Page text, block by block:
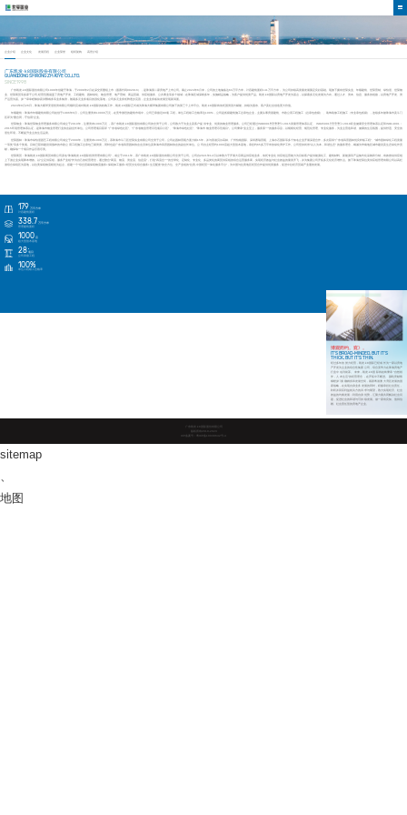
企业介绍 企业文化 发展历程 企业荣誉 组织架构 高管介绍
广东凯发·k8国际股份有限公司
GUANGDONG SHIRONG ZHAOYE CO., LTD.
SINCE1998
广东凯发·k8国际股份有限公司1998年创建于珠海，于2008年2月在深交所重组上市（股票代码002016），是珠海第二家房地产上市公司。截止2024年6月末，公司的土地储备达63万平方米，计容建筑面积141万平方米，为公司持续高质量发展奠定良好基础。现旗下拥有世荣实业、年顺建筑、世荣营销、绿怡居、世荣物
业、世荣商贸等多家子公司,经营范围涵盖了房地产开发、工程建筑、园林绿化、物业管理、地产营销、商品贸易、供应链服务、公共事业等多个领域；在珠海区域深耕多年，实施精品战略，为客户提供优质产品。 凯发·k8国际以房地产开发为基点，以探索多元化发展为方向，通过人才、资本、信息、服务的链接，以房地产开发、资
产运营为基。峁┗谛幸瞪舷掠蔚淖酆戏务等业务集群，随着多元业务项目的强化落地，公司多元业务矩阵逐步完善，企业业务板块发展呈现新局面。
2024年9月26日，珠海大横琴安居投资有限公司顺利完成对凯发·k8国际的收购工作，凯发·k8国际正式成为珠海大横琴集团有限公司旗下的第三个上市平台。凯发·k8国际将依托国资强大赋能，持续为股东、客户及社会创造更大价值。
年顺建筑：珠海市年顺建筑有限公司始创于1986年6月，公司注册资本10000万元，在竞争激烈的建筑市场中，公司已承接近80项工程，单位工程竣工合格率达100%，公司是贰级建筑施工总承包企业，主要从事房屋建筑、市政公用工程施工（总承包叁级）、装饰装修工程施工（专业承包贰级），连续多年被珠海市及斗门
区评为“重合同，守信用”企业。
世荣物业：珠海世荣物业管理服务有限公司成立于2010年，注册资本1000万元，系广东凯发·k8国际股份有限公司的全资子公司，公司致力于为业主及客户提供专业、优质的物业管理服务。公司已经通过ISO9001：2015质量管理体系认证、ISO45001：2018职业健康安全管理体系认证和ISO14001：
2015环境管理体系认证，是珠海市物业管理行业协会副会长单位。公司管理项目获评 “广东省绿色社区”、“广东省物业管理示范项目小区” 、“珠海市绿色社区”、“珠海市物业管理示范项目”。公司秉承“业主至上，服务第一”的服务宗旨，以规模化经营、规范化管理、专业化服务，为业主营造和谐、健康的生活氛围，提供舒适、安全的
居住环境，不断提升业主的生活品质。
世荣园林：珠海市绿怡居园艺工程有限公司成立于2009年，注册资本1000万元，系珠海市斗门区世荣实业有限公司全资子公司，公司在园林景观方面力耕15年，并与香港贝尔高林、广州怡镜国际、深圳赛瑞景观、上海水石国际等多个知名企业开展深度合作，多次获得“广东省风景园林优良样板工程”、“城市园林绿化工程质量
一等奖”等多个奖项。目前已获得建设局颁布的市政公用工程施工总承包三级资质，同时也是广东省风景园林协会会员单位及珠海市风景园林协会的副会长单位。公司自主经营约1000亩超大型苗木基地，承担约65多万平米的绿化养护工作。公司坚持尚崇“以人为本，和谐生态”的服务理念，竭诚为华南地区城市建设及生态绿化作贡
献，确保每一个项目作品尽善尽美。
世荣商贸：珠海凯发·k8国际商贸有限公司原名“珠海凯发·k8国际投资管理有限公司”，成立于2011年，系广东凯发·k8国际股份有限公司全资子公司。公司自2021年12月以来致力于开展大宗商品供应链业务，依托专业化供应链运营能力为目标客户提供能源化工、建筑材料、新能源等产品集约化采购和分销，有效推动供应链
上下游企业实现降本增效。以“立足供应链，服务产业链”作为自己的经营理念，通过整合“商流、物流、资金流、信息流”，打造“四流合一”的全球化、定制化、专业化、多品类化的商贸供应链的综合运营服务商，实现经济效益与社会效益的量质齐飞，并为集团公司开拓多元化经济增长点。旗下珠海世荣拉美供应链管理有限公司以高栏
港综合保税区为基地，以拉美保税物流枢纽为起点，搭建一个“综合贸易保税物流服务+保税加工服务+经贸文化综合服务+生活配套”的全方位、全产业链的“拉美-中国经贸一体化服务平台”，为中国与拉美地区经贸合作提供优质服务，促进中拉经济贸易产业蓬勃发展。
179 万平方米
计容建筑面积
338.7 万平方米
管理建筑面积
1000 亩
超大型苗木基地
28 项目
公司承接工程
100%
单位工程竣工合格率
博观而约。窕》。
IT'S BROAD-MINDED, BUT IT'S
THICK, BUT IT'S THIN.
经过多年的努力经营，凯发·k8国际已经成长为一家以房地
产开发为主业的综合性集团公司，综合竟争力在珠海房地产
行业中名列前茅。未来，凯发·k8国际将始终秉承“自然相
伴，人本生活”的经营理念，在开拓中不断进。颜吆秃献骰
锇樘峁└佣嘣姆务和发展空间，紧跟粤港澳大湾区发展的国
家战略，在实现自身业务发展的同时，积极承担社会责任，
聆听并回应利益相关方的诉求与期望，致力实现经济、社会
效益的均衡发展；利用自身优势，汇聚力量共同解决社会问
题，促进社会的和谐与可持续发展。做一家有良知、值得信
赖、社会责任型的房地产企业。
广东凯发·k8国际股份有限公司
版权所有2019-2023
ICP备案号：粤ICP备10038642号-4
sitemap
、
地图